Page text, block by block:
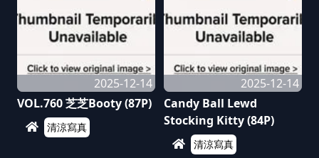
2025-12-14
VOL.760 芝芝Booty (87P)
清涼寫真
2025-12-14
Candy Ball Lewd
Stocking Kitty (84P)
清涼寫真